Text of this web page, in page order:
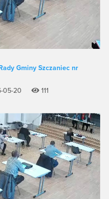
Gminy Szczaniec nr
05-20
111